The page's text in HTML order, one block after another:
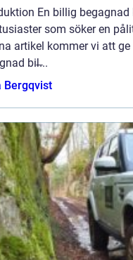
En billig
som söker en
artikel kommer vi att
bil̶...
Bergqvist